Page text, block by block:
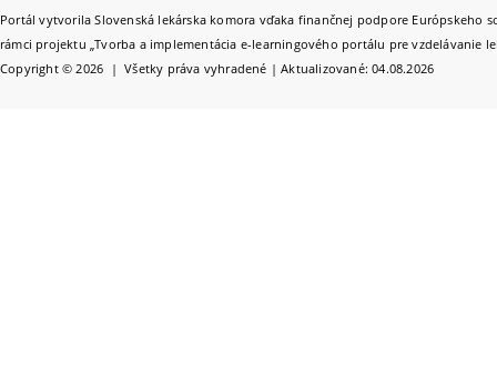
Portál vytvorila Slovenská lekárska komora vďaka finančnej podpore Európskeho
rámci projektu „Tvorba a implementácia e-learningového portálu pre vzdelávanie
Copyright © 2026 | Všetky práva vyhradené | Aktualizované: 04.08.2026